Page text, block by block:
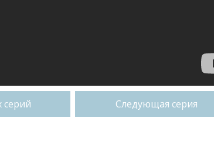
серий Следующая серия